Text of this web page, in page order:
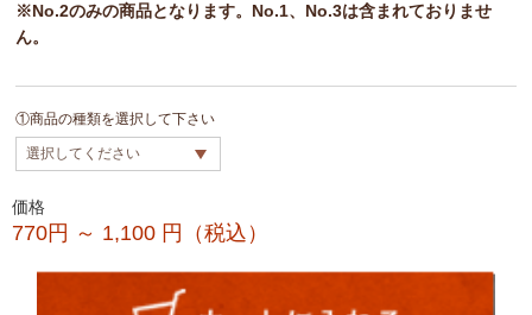
※No.2のみの商品となります。No.1、No.3は含まれておりませ
ん。
①商品の種類を選択して下さい
価格
770円 ～ 1,100 円（税込）